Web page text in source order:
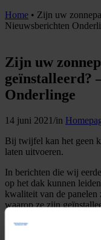
Home • Zijn uw
Nieuwsberichten
Zijn uw
geïnstalleerd?
Onderlinge
14 juni 2021/in
Bij twijfel kan het geen
laten uitvoeren.
In berichten die wij
op het dak kunnen
kwaliteit van de
waarop ze zijn
de installatie op úw
goed idee zijn, zeker